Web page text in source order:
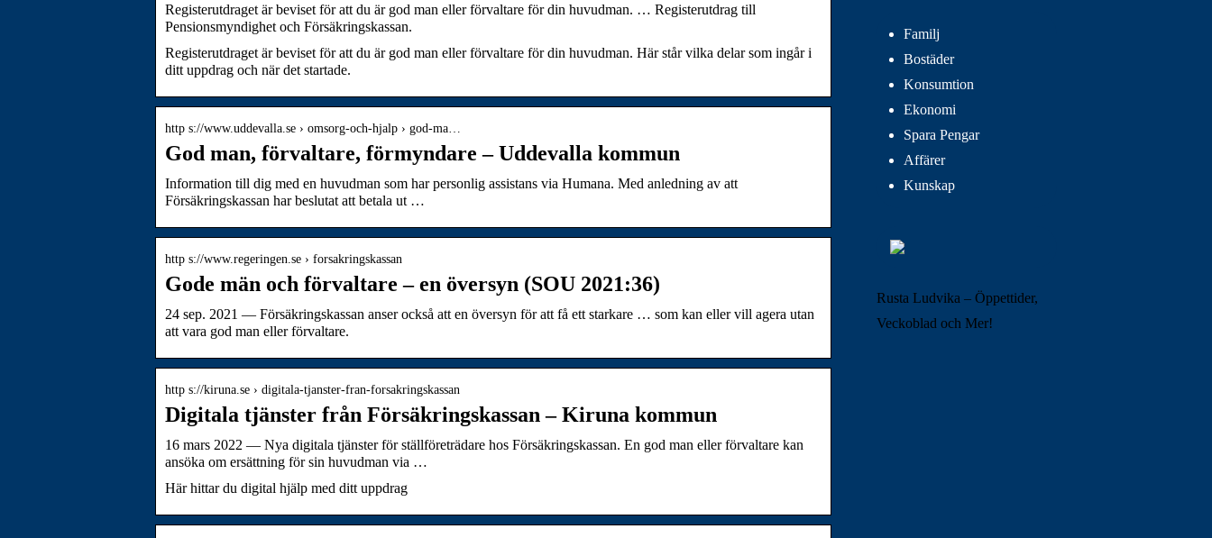
Registerutdraget är beviset för att du är god man eller förvaltare för din huvudman. … Registerutdrag till
Pensionsmyndighet och Försäkringskassan.
Registerutdraget är beviset för att du är god man eller förvaltare för din huvudman. Här står vilka delar som ingår i
ditt uppdrag och när det startade.
http s://www.uddevalla.se › omsorg-och-hjalp › god-ma…
God man, förvaltare, förmyndare – Uddevalla kommun
Information till dig med en huvudman som har personlig assistans via Humana. Med anledning av att
Försäkringskassan har beslutat att betala ut …
http s://www.regeringen.se › forsakringskassan
Gode män och förvaltare – en översyn (SOU 2021:36)
24 sep. 2021 — Försäkringskassan anser också att en översyn för att få ett starkare … som kan eller vill agera utan
att vara god man eller förvaltare.
http s://kiruna.se › digitala-tjanster-fran-forsakringskassan
Digitala tjänster från Försäkringskassan – Kiruna kommun
16 mars 2022 — Nya digitala tjänster för ställföreträdare hos Försäkringskassan. En god man eller förvaltare kan
ansöka om ersättning för sin huvudman via …
Här hittar du digital hjälp med ditt uppdrag
Familj
Bostäder
Konsumtion
Ekonomi
Spara Pengar
Affärer
Kunskap
Rusta Ludvika – Öppettider,
Veckoblad och Mer!